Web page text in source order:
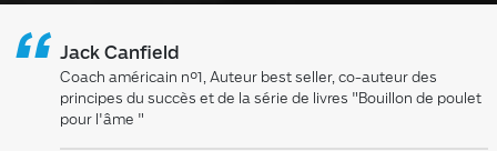
“ Jack Canfield
Coach américain n°1, Auteur best seller, co-auteur des
principes du succès et de la série de livres "Bouillon de poulet
pour l'âme "